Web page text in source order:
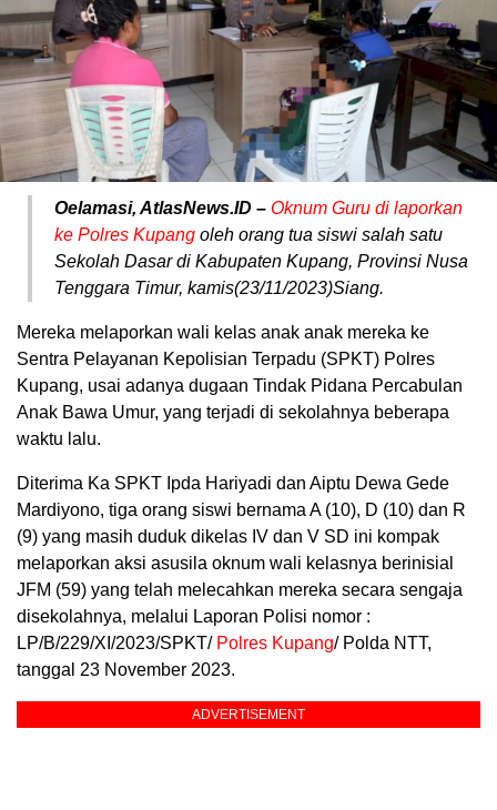
Oelamasi, AtlasNews.ID – Oknum Guru di laporkan
ke Polres Kupang oleh orang tua siswi salah satu
Sekolah Dasar di Kabupaten Kupang, Provinsi Nusa
Tenggara Timur, kamis(23/11/2023)Siang.
Mereka melaporkan wali kelas anak anak mereka ke
Sentra Pelayanan Kepolisian Terpadu (SPKT) Polres
Kupang, usai adanya dugaan Tindak Pidana Percabulan
Anak Bawa Umur, yang terjadi di sekolahnya beberapa
waktu lalu.
Diterima Ka SPKT Ipda Hariyadi dan Aiptu Dewa Gede
Mardiyono, tiga orang siswi bernama A (10), D (10) dan R
(9) yang masih duduk dikelas IV dan V SD ini kompak
melaporkan aksi asusila oknum wali kelasnya berinisial
JFM (59) yang telah melecahkan mereka secara sengaja
disekolahnya, melalui Laporan Polisi nomor :
LP/B/229/XI/2023/SPKT/ Polres Kupang/ Polda NTT,
tanggal 23 November 2023.
ADVERTISEMENT